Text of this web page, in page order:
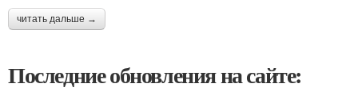
читать дальше →
Последние обновления на сайте: